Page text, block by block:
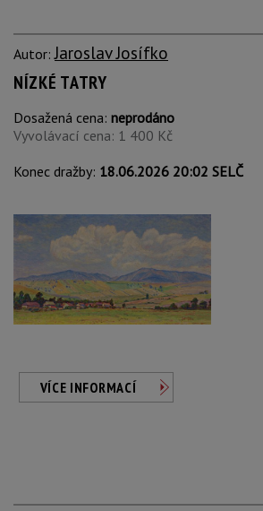
Autor:Jaroslav Josífko
NÍZKÉ TATRY
Dosažená cena: neprodáno
Vyvolávací cena: 1 400 Kč
Konec dražby: 18.06.2026 20:02 SELČ
VÍCE INFORMACÍ